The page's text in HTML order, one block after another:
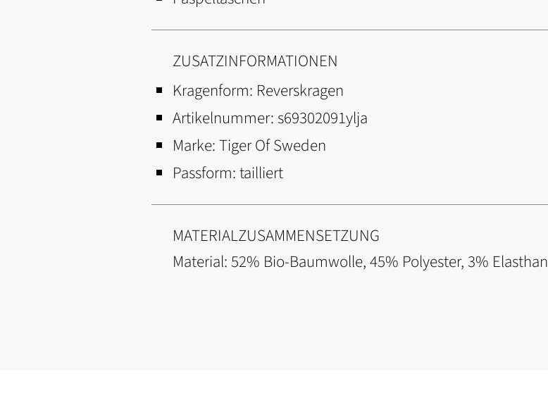
ZUSATZINFORMATIONEN
Kragenform: Reverskragen
Artikelnummer: s69302091ylja
Marke:Tiger Of Sweden
Passform:tailliert
MATERIALZUSAMMENSETZUNG
Material: 52% Bio-Baumwolle, 45% Polyester, 3% Elasthan